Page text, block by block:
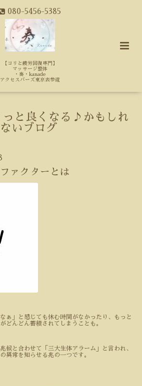
080-5456-5385
【コリと疲労回復専門】
マッサージ整体
・奏・kanade
アクセスバーズ東京表参道
と良くなる♪かもしれ
ないブログ
ァクターとは
ぁ」と感じても休む時間がなかったり、もっと
どんどん蓄積されてしまうことも。
候と合わせて「三大生体アラーム」と言われ、
異常を知らせる兆の一つです。